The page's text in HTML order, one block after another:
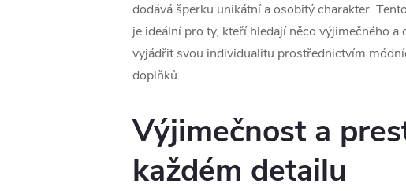
dodává šperku unikátní a osobitý charakter.
je ideální pro ty, kteří hledají něco výjimečného a
vyjádřit svou individualitu prostřednictvím
doplňků.
Výjimečnost a
každém detailu